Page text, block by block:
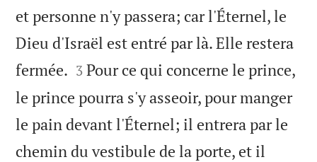
et personne n'y passera; car l'Éternel, le
Dieu d'Israël est entré par là. Elle restera
fermée. 

3 Pour ce qui concerne le prince,
le prince pourra s'y asseoir, pour manger
le pain devant l'Éternel; il entrera par le
chemin du vestibule de la porte, et il